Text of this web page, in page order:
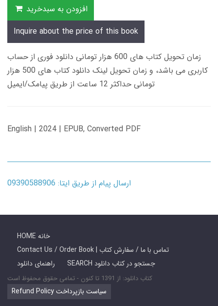
افزودن به سبدخرید
Inquire about the price of this book
زمان تحویل کتاب های 600 هزار تومانی دانلود فوری از حساب
کاربری می باشد، و زمان تحویل لینک دانلود کتاب های 500 هزار
تومانی حداکثر 12 ساعت از طریق پیامک/ایمیل
English | 2024 | EPUB, Converted PDF
ارسال پیام از طریق ایتا: 09390588906
HOME خانه
Contact Us / Order Book | تماس با ما / سفارش کتاب
راهنمای دانلود
SEARCH جستجو در کتاب دانلود
کتاب دانلود: از 1391 تا کنون - تمامی حقوق محفوظ است
Refund Policy سیاست بازپرداخت